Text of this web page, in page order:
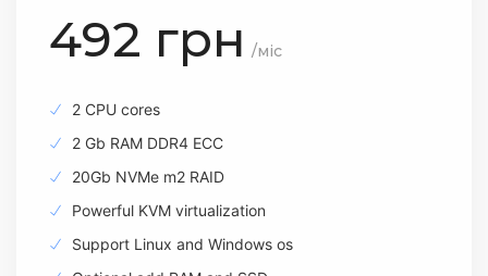
492 грн /міс
2 CPU cores
2 Gb RAM DDR4 ECC
20Gb NVMe m2 RAID
Powerful KVM virtualization
Support Linux and Windows os